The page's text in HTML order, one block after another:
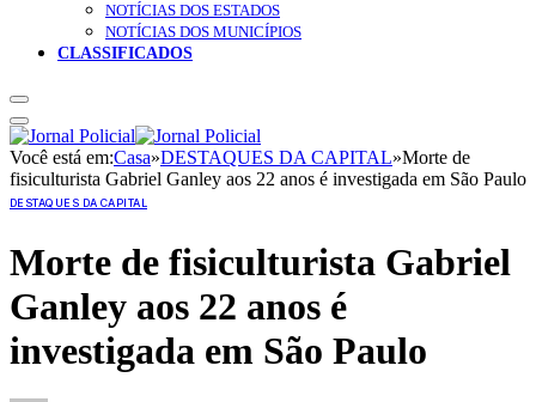
NOTÍCIAS DOS ESTADOS
NOTÍCIAS DOS MUNICÍPIOS
CLASSIFICADOS
Você está em:Casa»DESTAQUES DA CAPITAL»Morte de
fisiculturista Gabriel Ganley aos 22 anos é investigada em São Paulo
DESTAQUES DA CAPITAL
Morte de fisiculturista Gabriel
Ganley aos 22 anos é
investigada em São Paulo